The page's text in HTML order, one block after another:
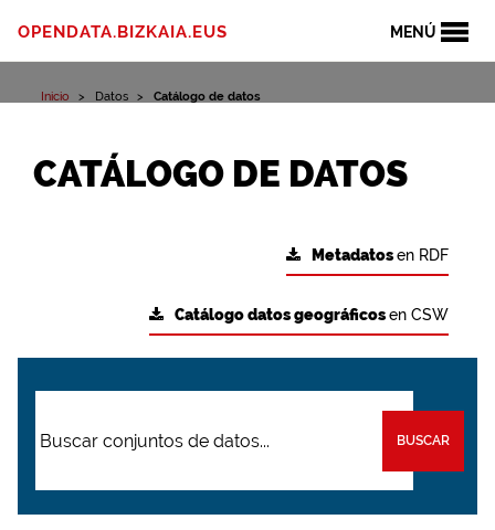
MENÚ
OPENDATA.BIZKAIA.EUS
Inicio Datos Catálogo de datos
CATÁLOGO DE DATOS
Metadatosen RDF
Catálogo datos geográficosen CSW
BUSCAR